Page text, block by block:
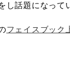
し話題になって
フェイスブック